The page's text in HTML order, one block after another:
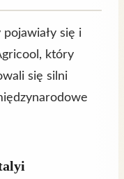
się i
który
się silni